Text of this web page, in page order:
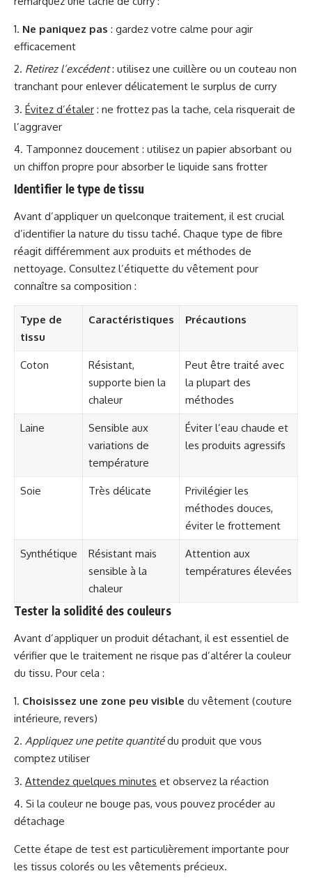
Ne paniquez pas : gardez votre calme pour agir
efficacement
Retirez l’excédent: utilisez une cuillère ou un couteau non
tranchant pour enlever délicatement le surplus de curry
Évitez d’étaler : ne frottez pas la tache, cela risquerait de
l’aggraver
Tamponnez doucement : utilisez un papier absorbant ou
un chiffon propre pour absorber le liquide sans frotter
Identifier le type de tissu
Avant d’appliquer un quelconque traitement, il est crucial
d’identifier la nature du tissu taché. Chaque type de fibre
réagit différemment aux produits et méthodes de
nettoyage. Consultez l’étiquette du vêtement pour
connaître sa composition :
Type de
tissu
Caractéristiques Précautions
Coton
Résistant,
supporte bien la
chaleur
Peut être traité avec
la plupart des
méthodes
Laine
Sensible aux
variations de
température
Éviter l’eau chaude et
les produits agressifs
Soie Très délicate
Privilégier les
méthodes douces,
éviter le frottement
Synthétique
Résistant mais
sensible à la
chaleur
Attention aux
températures élevées
Tester la solidité des couleurs
Avant d’appliquer un produit détachant, il est essentiel de
vérifier que le traitement ne risque pas d’altérer la couleur
du tissu. Pour cela :
Choisissez une zone peu visible du vêtement (couture
intérieure, revers)
Appliquez une petite quantitédu produit que vous
comptez utiliser
Attendez quelques minutes et observez la réaction
Si la couleur ne bouge pas, vous pouvez procéder au
détachage
Cette étape de test est particulièrement importante pour
les tissus colorés ou les vêtements précieux.